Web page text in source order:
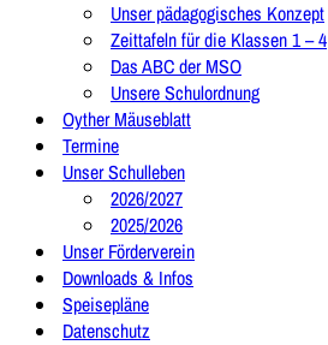
Unser pädagogisches Konzept
Zeittafeln für die Klassen 1 – 4
Das ABC der MSO
Unsere Schulordnung
Oyther Mäuseblatt
Termine
Unser Schulleben
2026/2027
2025/2026
Unser Förderverein
Downloads & Infos
Speisepläne
Datenschutz